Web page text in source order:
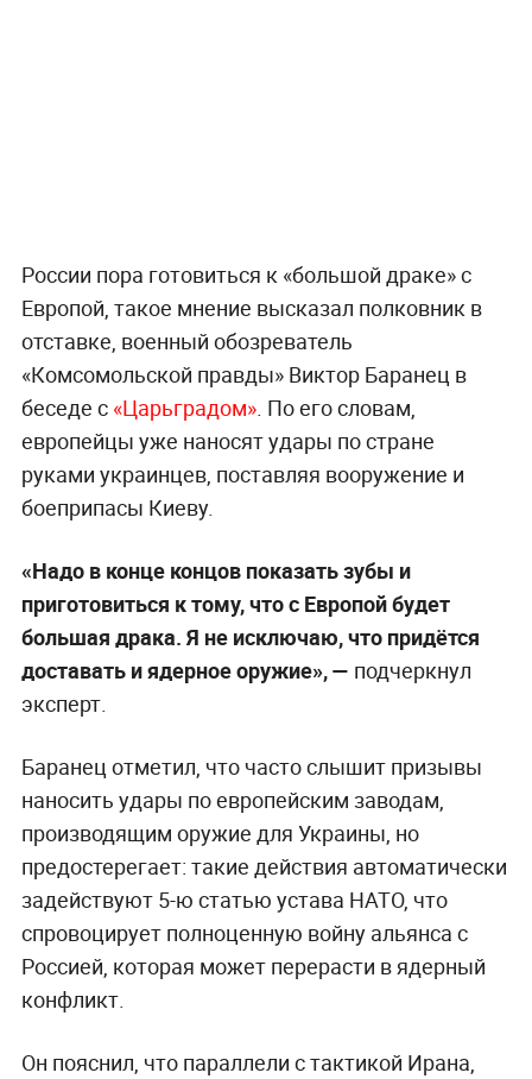
России пора готовиться к «большой драке» с
Европой, такое мнение высказал полковник в
отставке, военный обозреватель
«Комсомольской правды» Виктор Баранец в
беседе с «Царьградом». По его словам,
европейцы уже наносят удары по стране
руками украинцев, поставляя вооружение и
боеприпасы Киеву.
«Надо в конце концов показать зубы и
приготовиться к тому, что с Европой будет
большая драка. Я не исключаю, что придётся
доставать и ядерное оружие», — подчеркнул
эксперт.
Баранец отметил, что часто слышит призывы
наносить удары по европейским заводам,
производящим оружие для Украины, но
предостерегает: такие действия автоматически
задействуют 5-ю статью устава НАТО, что
спровоцирует полноценную войну альянса с
Россией, которая может перерасти в ядерный
конфликт.
Он пояснил, что параллели с тактикой Ирана,